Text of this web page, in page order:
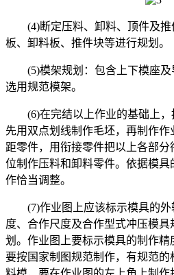
(4)断定压料、卸料、顶件及推
板、卸料板、推件块等进行规划。
(5)模架规划：包含上下模座及
选用规范模架。
(6)在完结以上作业的基础上，
先用双点划线制作毛坯，再制作
距零件，用衔接零件把以上各部
位制作压料和卸料零件。依据模
作恰当调整。
(7)作业图上应该标示模具的外
度、合作尺度及合作型式冲压模
划。作业图上要标示模具的制作精
要按国家制图规范制作，有规范